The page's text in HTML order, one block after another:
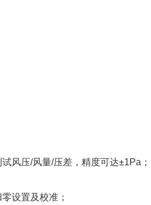
风压/风量/压差，精度可达±1Pa；
设置及校准；